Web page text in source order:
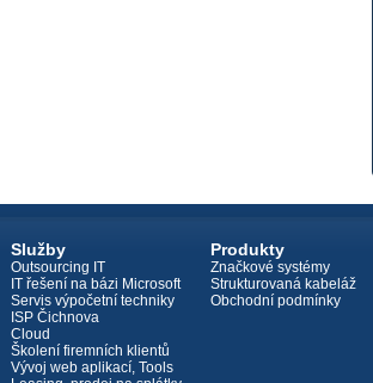
Služby
Outsourcing IT
IT řešení na bázi Microsoft
Servis výpočetní techniky
ISP Čichnova
Cloud
Školení firemních klientů
Vývoj web aplikací, Tools
Produkty
Značkové systémy
Strukturovaná kabeláž
Obchodní podmínky